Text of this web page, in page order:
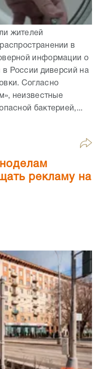
жителей
в
информации о
России диверсий на
Согласно
неизвестные
бактерией,...
рекламу на